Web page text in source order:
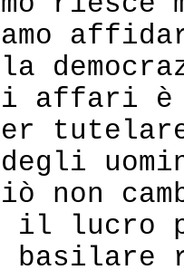
affari
degli
non
il lucro
basilare